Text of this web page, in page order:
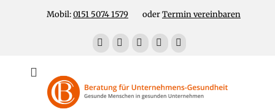
Header Top Menu
Mobil:0151 5074 1579 oderTermin vereinbaren
Facebook
Mail
LinkedInYouTube
Unternehmens-
Gesundheit!
Für gesunde Menschen in gesunden Unternehmen